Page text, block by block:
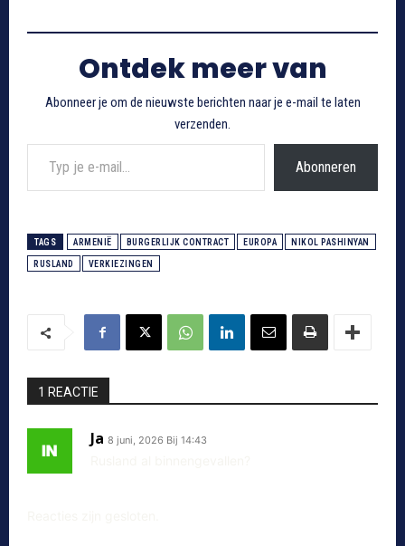
Ontdek meer van
Abonneer je om de nieuwste berichten naar je e-mail te laten
verzenden.
Typ je e-mail...
Abonneren
TAGS ARMENIË BURGERLIJK CONTRACT EUROPA NIKOL PASHINYAN
RUSLAND VERKIEZINGEN
1 REACTIE
Ja 8 juni, 2026 Bij 14:43